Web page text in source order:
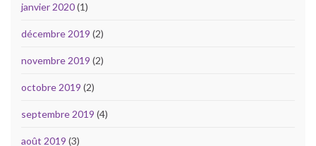
janvier 2020(1)
décembre 2019 (2)
novembre 2019 (2)
octobre 2019 (2)
septembre 2019 (4)
août 2019 (3)